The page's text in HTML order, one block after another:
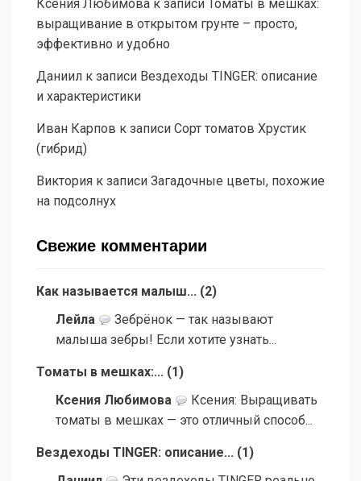
Ксения Любимова к записи Томаты в мешках:
выращивание в открытом грунте – просто,
эффективно и удобно
Даниил к записи Вездеходы TINGER: описание
и характеристики
Иван Карпов к записи Сорт томатов Хрустик
(гибрид)
Виктория к записи Загадочные цветы, похожие
на подсолнух
Свежие комментарии
Как называется малыш... (2)
Лейла
Зебрёнок — так называют
малыша зебры! Если хотите узнать...
Томаты в мешках:... (1)
Ксения Любимова
Ксения: Выращивать
томаты в мешках — это отличный способ...
Вездеходы TINGER: описание... (1)